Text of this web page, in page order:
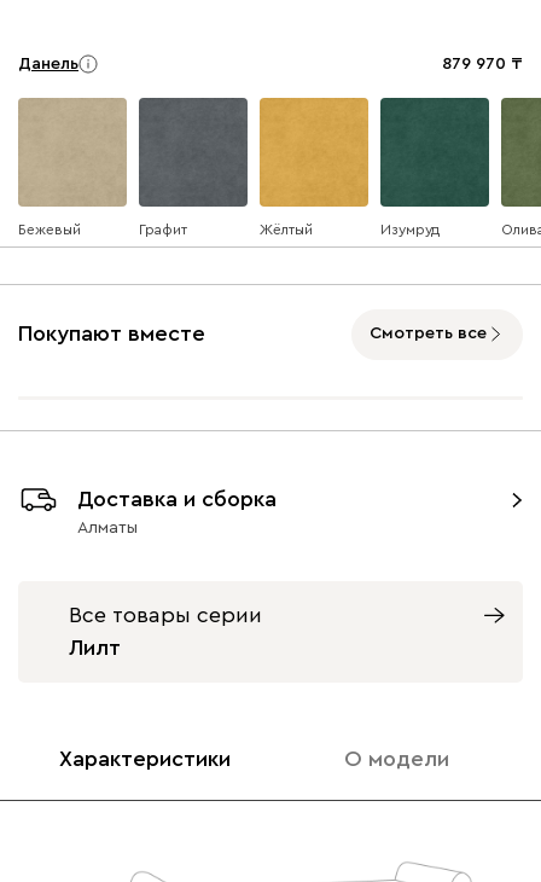
Данель 879 970
Бежевый Графит Жёлтый Изумруд
(Mustard)
(Smoke)
Онли 879 970
Покупают вместе Смотреть все
Доставка и сборка
Алматы
Все товары серии
Лилт
Характеристики О модели